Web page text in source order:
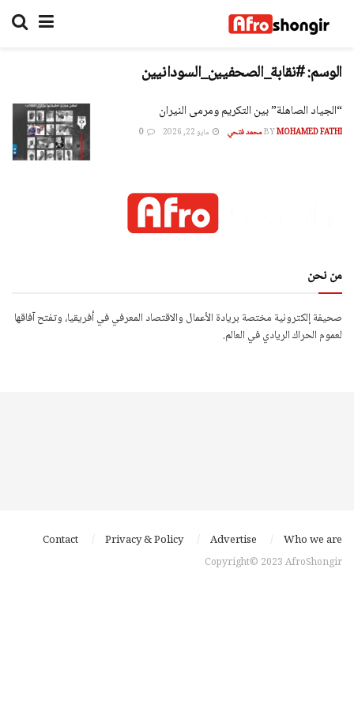
الوسم:#نقابة_الصحفيين_السودانيين
“الجياد الصاهلة” بين التكريم ومرمى النيران
BYMOHAMED FATHI محمد فتحي مايو 22, 2026
من نحن
صحيفة إلكترونية مختصة بريادة الأعمال والاقتصاد المعرفي في أفريقيا، وتفتح آفاقها
لعموم الحراك الريادي في العالم.
Who we are
Advertise
Privacy & Policy
Contact
Copyright© 2023 AfroShongir